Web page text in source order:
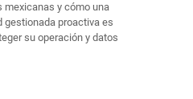
mexicanas y cómo una
gestionada proactiva es
su operación y datos